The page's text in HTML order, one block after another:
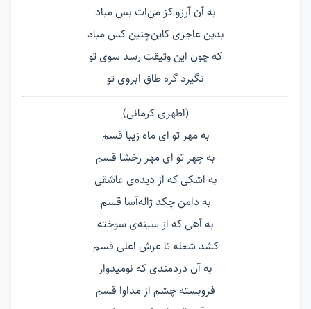
به آن آرزو کز من‌ات بس مباد
بدین عاجزی کاین‌چنین کس مباد
که چون این وثیقت رسد سوی تو
نگیرد گره طاق ابروی تو
(اطهری كرمانی)
به مهر تو ای ماه زیبا قسم
به چهر تو ای مهر رخشا قسم
به اشکی که از دیده‌ی عاشقی
به دامن چکد ژاله‌آسا قسم
به آهی که از سینه‌ی سوخته
کشد شعله تا عرش اعلی قسم
به آن دردمندی که نومیدوار
فروبسته چشم از مداوا قسم